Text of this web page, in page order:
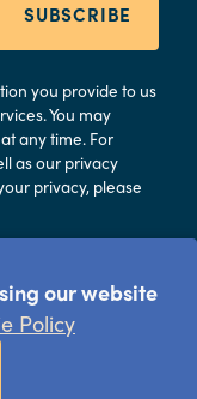
SUBSCRIBE
you provide to us
You may
any time. For
as our privacy
privacy, please
our website
Policy